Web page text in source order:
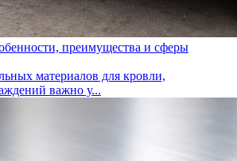
преимущества и сферы
материалов для кровли,
важно у...